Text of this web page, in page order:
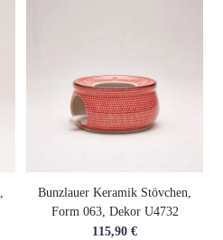
Bunzlauer Keramik Stövchen,
Form 063, Dekor U4732
115,90 €